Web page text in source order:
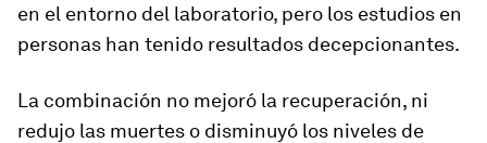
en el entorno del laboratorio, pero los estudios en
personas han tenido resultados decepcionantes.
La combinación no mejoró la recuperación, ni
redujo las muertes o disminuyó los niveles de